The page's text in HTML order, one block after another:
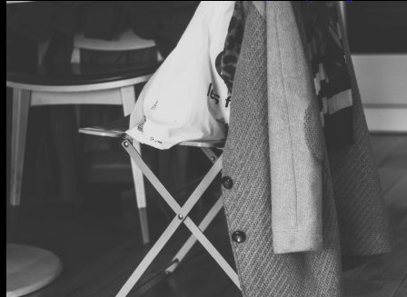
o que esse hábito pode estar escondendo